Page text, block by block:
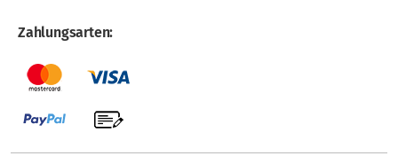
Zahlungsarten: